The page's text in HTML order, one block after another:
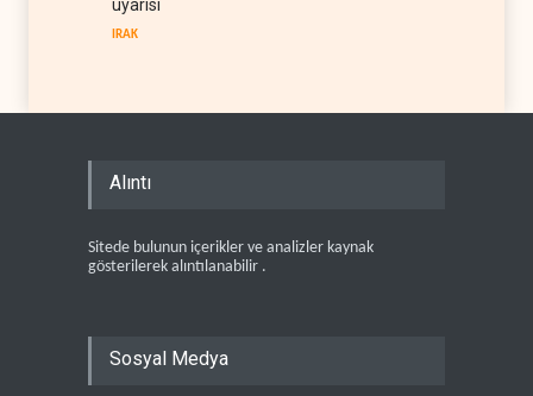
uyarısı
IRAK
Alıntı
Sitede bulunun içerikler ve analizler kaynak
gösterilerek alıntılanabilir .
Sosyal Medya